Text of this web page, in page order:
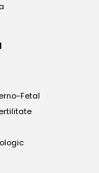
Fetal